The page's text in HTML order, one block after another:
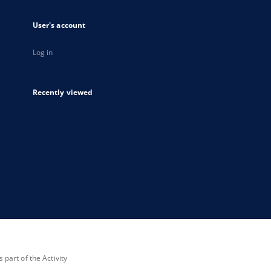
User's account
Log in
Recently viewed
part of the Activity